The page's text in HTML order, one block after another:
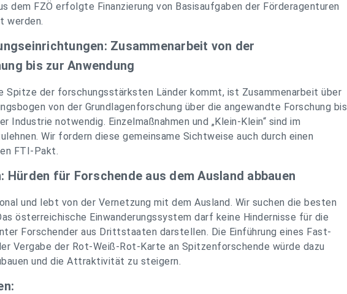
dem FZÖ erfolgte Finanzierung von Basisaufgaben der Förderagenturen
werden.
Zusammenarbeit von der
bis zur Anwendung
Spitze der forschungsstärksten Länder kommt, ist Zusammenarbeit über
von der Grundlagenforschung über die angewandte Forschung bis
Industrie notwendig. Einzelmaßnahmen und „Klein-Klein“ sind im
Wir fordern diese gemeinsame Sichtweise auch durch einen
FTI-Pakt.
Hürden für Forschende aus dem Ausland abbauen
und lebt von der Vernetzung mit dem Ausland. Wir suchen die besten
österreichische Einwanderungssystem darf keine Hindernisse für die
Forschender aus Drittstaaten darstellen. Die Einführung eines Fast-
Vergabe der Rot-Weiß-Rot-Karte an Spitzenforschende würde dazu
und die Attraktivität zu steigern.